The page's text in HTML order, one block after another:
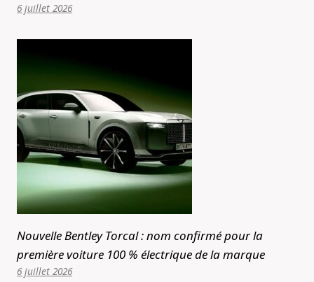
6 juillet 2026
Nouvelle Bentley Torcal : nom confirmé pour la
première voiture 100 % électrique de la marque
6 juillet 2026